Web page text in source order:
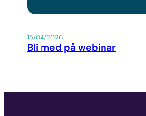
15/04/2026
Bli med på webinar